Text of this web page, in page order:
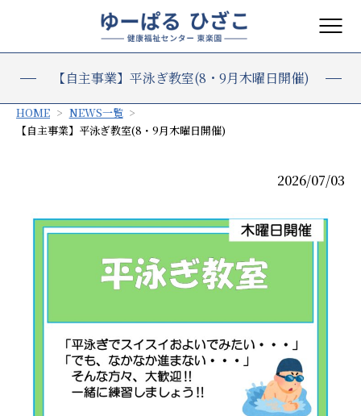
【自主事業】平泳ぎ教室(8・9月木曜日開催)
HOME
NEWS一覧
【自主事業】平泳ぎ教室(8・9月木曜日開催)
2026/07/03